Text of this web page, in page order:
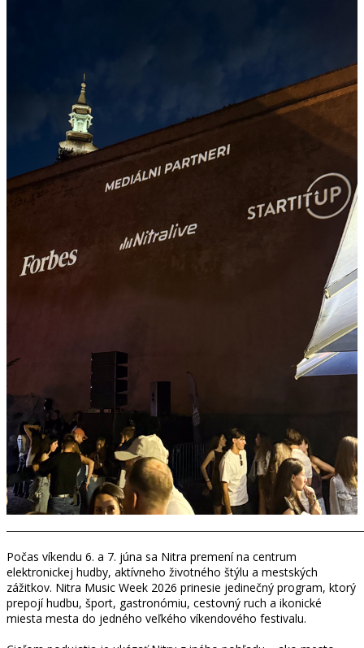
Počas víkendu 6. a 7. júna sa Nitra premení na centrum
elektronickej hudby, aktívneho životného štýlu a mestských
zážitkov. Nitra Music Week 2026 prinesie jedinečný program, ktorý
prepojí hudbu, šport, gastronómiu, cestovný ruch a ikonické
miesta mesta do jedného veľkého víkendového festivalu.